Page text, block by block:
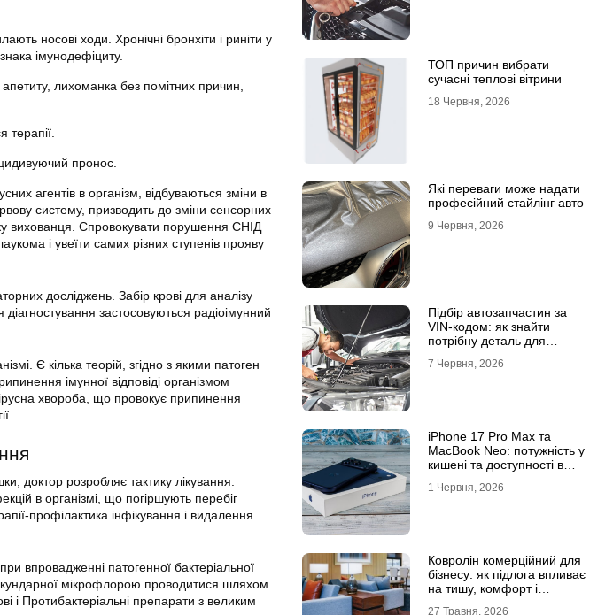
носові ходи. Хронічні бронхіти і риніти у
імунодефіциту.
лихоманка без помітних причин,
терапії.
пронос.
агентів в організм, відбуваються зміни в
систему, призводить до зміни сенсорних
вихованця. Спровокувати порушення СНІД
і увеїти самих різних ступенів прояву
досліджень. Забір крові для аналізу
діагностування застосовуються радіоімунний
Є кілька теорій, згідно з якими патоген
імунної відповіді організмом
хвороба, що провокує припинення
доктор розробляє тактику лікування.
в організмі, що погіршують перебіг
профілактика інфікування і видалення
впровадженні патогенної бактеріальної
мікрофлорою проводитися шляхом
і Протибактеріальні препарати з великим
ТОП причин вибрати
сучасні теплові вітрини
18 Червня, 2026
Які переваги може надати
професійний стайлінг авто
9 Червня, 2026
Підбір автозапчастин за
VIN-кодом: як знайти
потрібну деталь для
7 Червня, 2026
iPhone 17 Pro Max та
MacBook Neo: потужність у
кишені та доступності в
1 Червня, 2026
Ковролін комерційний для
бізнесу: як підлога впливає
на тишу, комфорт і
27 Травня, 2026